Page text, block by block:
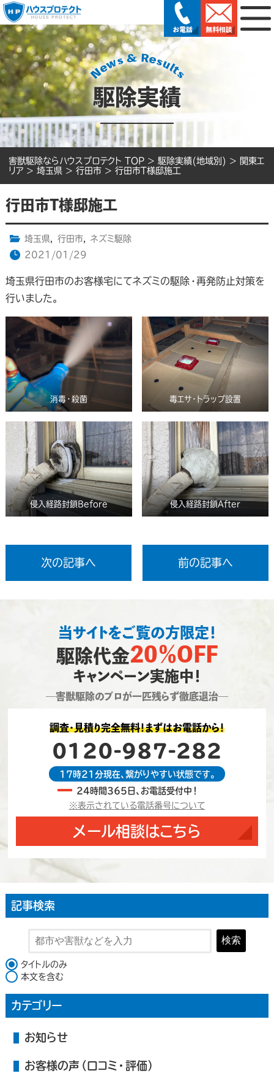
駆除実績
害獣駆除ならハウスプロテクト TOP > 駆除実績(地域別) > 関東エ
リア > 埼玉県 > 行田市 > 行田市T様邸施工
行田市T様邸施工
埼玉県, 行田市,
ネズミ駆除
2021/01/29
埼玉県行田市のお客様宅にてネズミの駆除・再発防止対策を
行いました。
消毒・殺菌 毒エサ・トラップ設置
侵入経路封鎖Before 侵入経路封鎖After
次の記事へ 前の記事へ
当サイトをご覧の方限定！
駆除代金20％OFF
キャンペーン実施中！
―害獣駆除のプロが一匹残らず徹底退治―
調査・見積り完全無料！まずはお電話から！
0120-987-282
17時21分現在、繋がりやすい状態です。
24時間365日、お電話受付中！
※表示されている電話番号について
メール相談はこちら
記事検索
検索
検索対象
タイトルのみ
本文を含む
カテゴリー
お知らせ
お客様の声（口コミ・評価）